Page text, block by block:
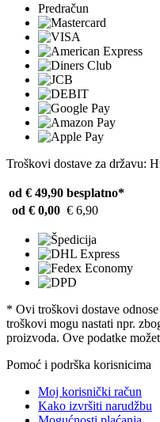
Predračun
Troškovi dostave za državu:
od € 49,90 besplatno*
od € 0,00 € 6,90
* Ovi troškovi dostave
troškovi mogu nastati npr.
proizvoda. Ove podatke
Pomoć i podrška korisnicima
Moj korisnički račun
Kako izvršiti narudžbu